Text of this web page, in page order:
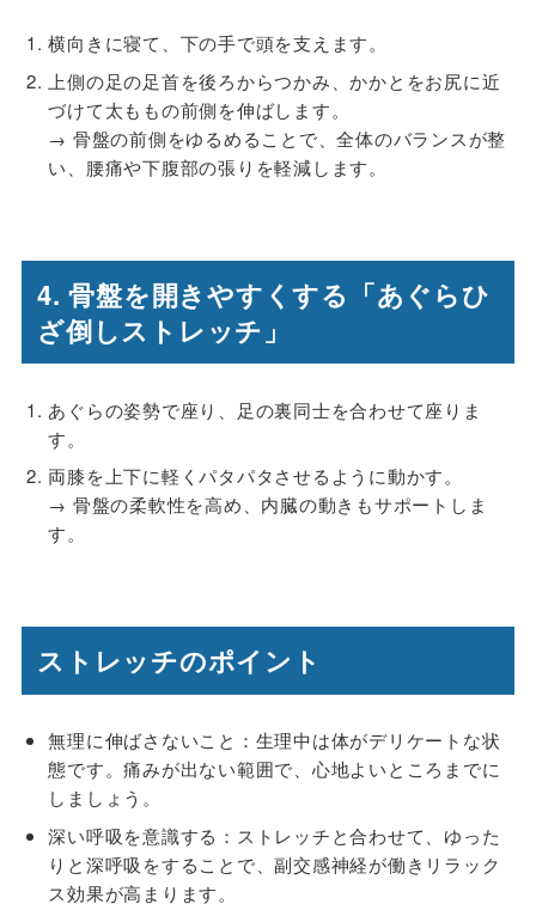
横向きに寝て、下の手で頭を支えます。
上側の足の足首を後ろからつかみ、かかとをお尻に近
づけて太ももの前側を伸ばします。
→ 骨盤の前側をゆるめることで、全体のバランスが整
い、腰痛や下腹部の張りを軽減します。
4. 骨盤を開きやすくする「あぐらひ
ざ倒しストレッチ」
あぐらの姿勢で座り、足の裏同士を合わせて座りま
す。
両膝を上下に軽くパタパタさせるように動かす。
→ 骨盤の柔軟性を高め、内臓の動きもサポートしま
す。
ストレッチのポイント
無理に伸ばさないこと：生理中は体がデリケートな状
態です。痛みが出ない範囲で、心地よいところまでに
しましょう。
深い呼吸を意識する：ストレッチと合わせて、ゆった
りと深呼吸をすることで、副交感神経が働きリラック
ス効果が高まります。